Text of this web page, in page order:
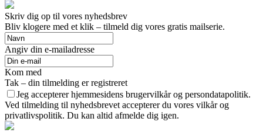
Skriv dig op til vores nyhedsbrev
Bliv klogere med et klik – tilmeld dig vores gratis mailserie.
Angiv din e-mailadresse
Kom med
Tak – din tilmelding er registreret
Jeg accepterer hjemmesidens brugervilkår og persondatapolitik.
Ved tilmelding til nyhedsbrevet accepterer du vores vilkår og
privatlivspolitik. Du kan altid afmelde dig igen.